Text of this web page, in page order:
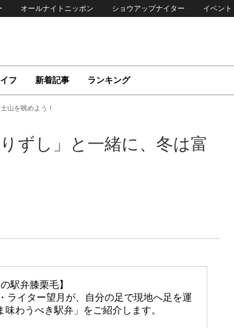
オールナイトニッポン ショウアップナイター イベント
フ 新着記事 ランキング
山を眺めよう！
ずし」と一緒に、冬は富
駅弁膝栗毛】
ライター望月が、自分の足で現地へ足を運
わうべき駅弁」をご紹介します。